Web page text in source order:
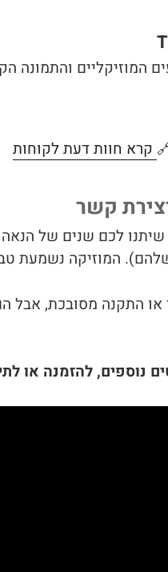
המוזיקליים והתמונה
קרא חוות דעת לקוחות
קשר
המוזיקה נשמעת
התקנה מסובכת, אבל
נוספים, להזמנה או